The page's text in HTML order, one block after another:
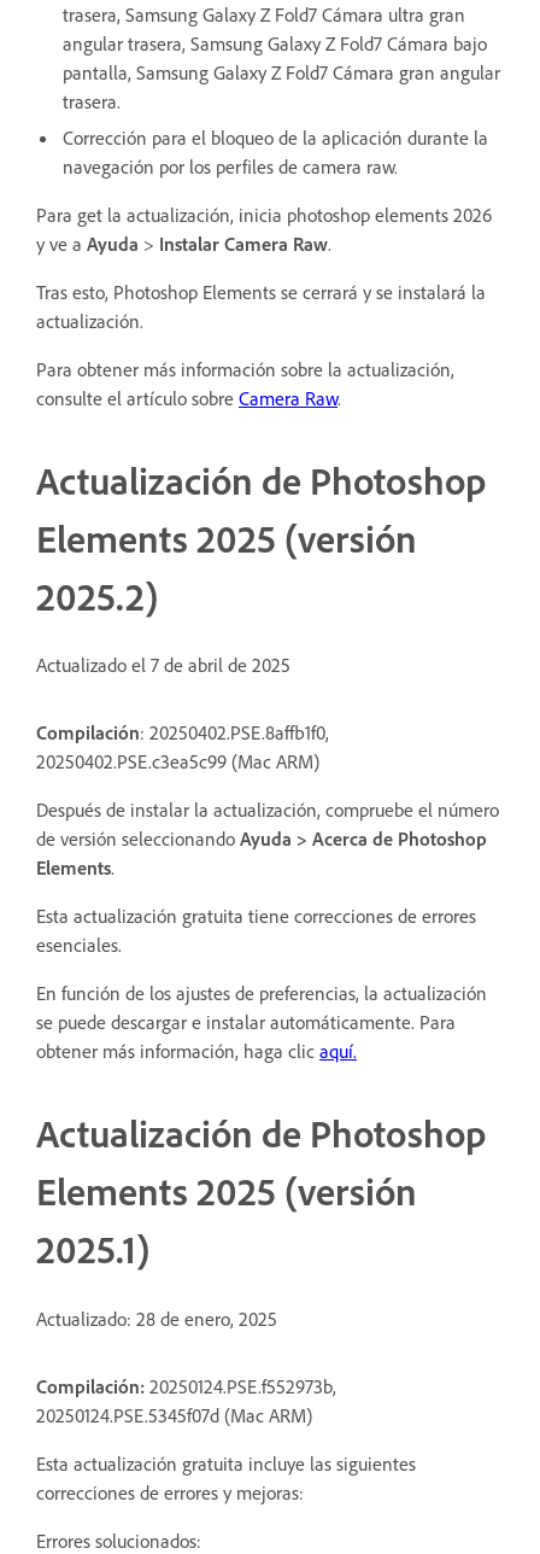
trasera, Samsung Galaxy Z Fold7 Cámara ultra gran
angular trasera, Samsung Galaxy Z Fold7 Cámara bajo
pantalla, Samsung Galaxy Z Fold7 Cámara gran angular
trasera.
Corrección para el bloqueo de la aplicación durante la
navegación por los perfiles de camera raw.
Para get la actualización, inicia photoshop elements 2026
y ve a Ayuda > Instalar Camera Raw.
Tras esto, Photoshop Elements se cerrará y se instalará la
actualización.
Para obtener más información sobre la actualización,
consulte el artículo sobre Camera Raw.
Actualización de Photoshop
Elements 2025 (versión
2025.2)
Actualizado el 7 de abril de 2025
Compilación: 20250402.PSE.8affb1f0,
20250402.PSE.c3ea5c99 (Mac ARM)
Después de instalar la actualización, compruebe el número
de versión seleccionando Ayuda > Acerca de Photoshop
Elements.
Esta actualización gratuita tiene correcciones de errores
esenciales.
En función de los ajustes de preferencias, la actualización
se puede descargar e instalar automáticamente. Para
obtener más información, haga clic aquí.
Actualización de Photoshop
Elements 2025 (versión
2025.1)
Actualizado: 28 de enero, 2025
Compilación: 20250124.PSE.f552973b,
20250124.PSE.5345f07d (Mac ARM)
Esta actualización gratuita incluye las siguientes
correcciones de errores y mejoras:
Errores solucionados: